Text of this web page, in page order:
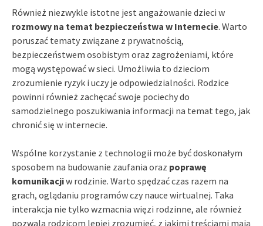
Również niezwykle istotne jest angażowanie dzieci w
rozmowy na temat bezpieczeństwa w Internecie. Warto
poruszać tematy związane z prywatnością,
bezpieczeństwem osobistym oraz zagrożeniami, które
mogą występować w sieci. Umożliwia to dzieciom
zrozumienie ryzyk i uczy je odpowiedzialności. Rodzice
powinni również zachęcać swoje pociechy do
samodzielnego poszukiwania informacji na temat tego, jak
chronić się w internecie.
Wspólne korzystanie z technologii może być doskonałym
sposobem na budowanie zaufania oraz poprawę
komunikacjiw rodzinie. Warto spędzać czas razem na
grach, oglądaniu programów czy nauce wirtualnej. Taka
interakcja nie tylko wzmacnia więzi rodzinne, ale również
pozwala rodzicom lepiej zrozumieć, z jakimi treściami mają